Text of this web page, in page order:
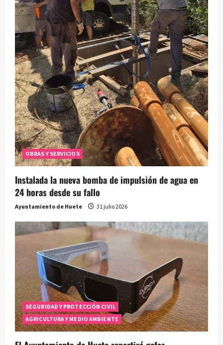
OBRAS Y SERVICIOS
Instalada la nueva bomba de impulsión de agua en
24 horas desde su fallo
Ayuntamiento de Huete 31 julio 2026
SEGURIDAD Y PROTECCIÓN CIVIL
AGRICULTURA Y MEDIO AMBIENTE